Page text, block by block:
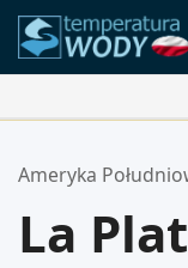
Twoja lista
Ameryka
La